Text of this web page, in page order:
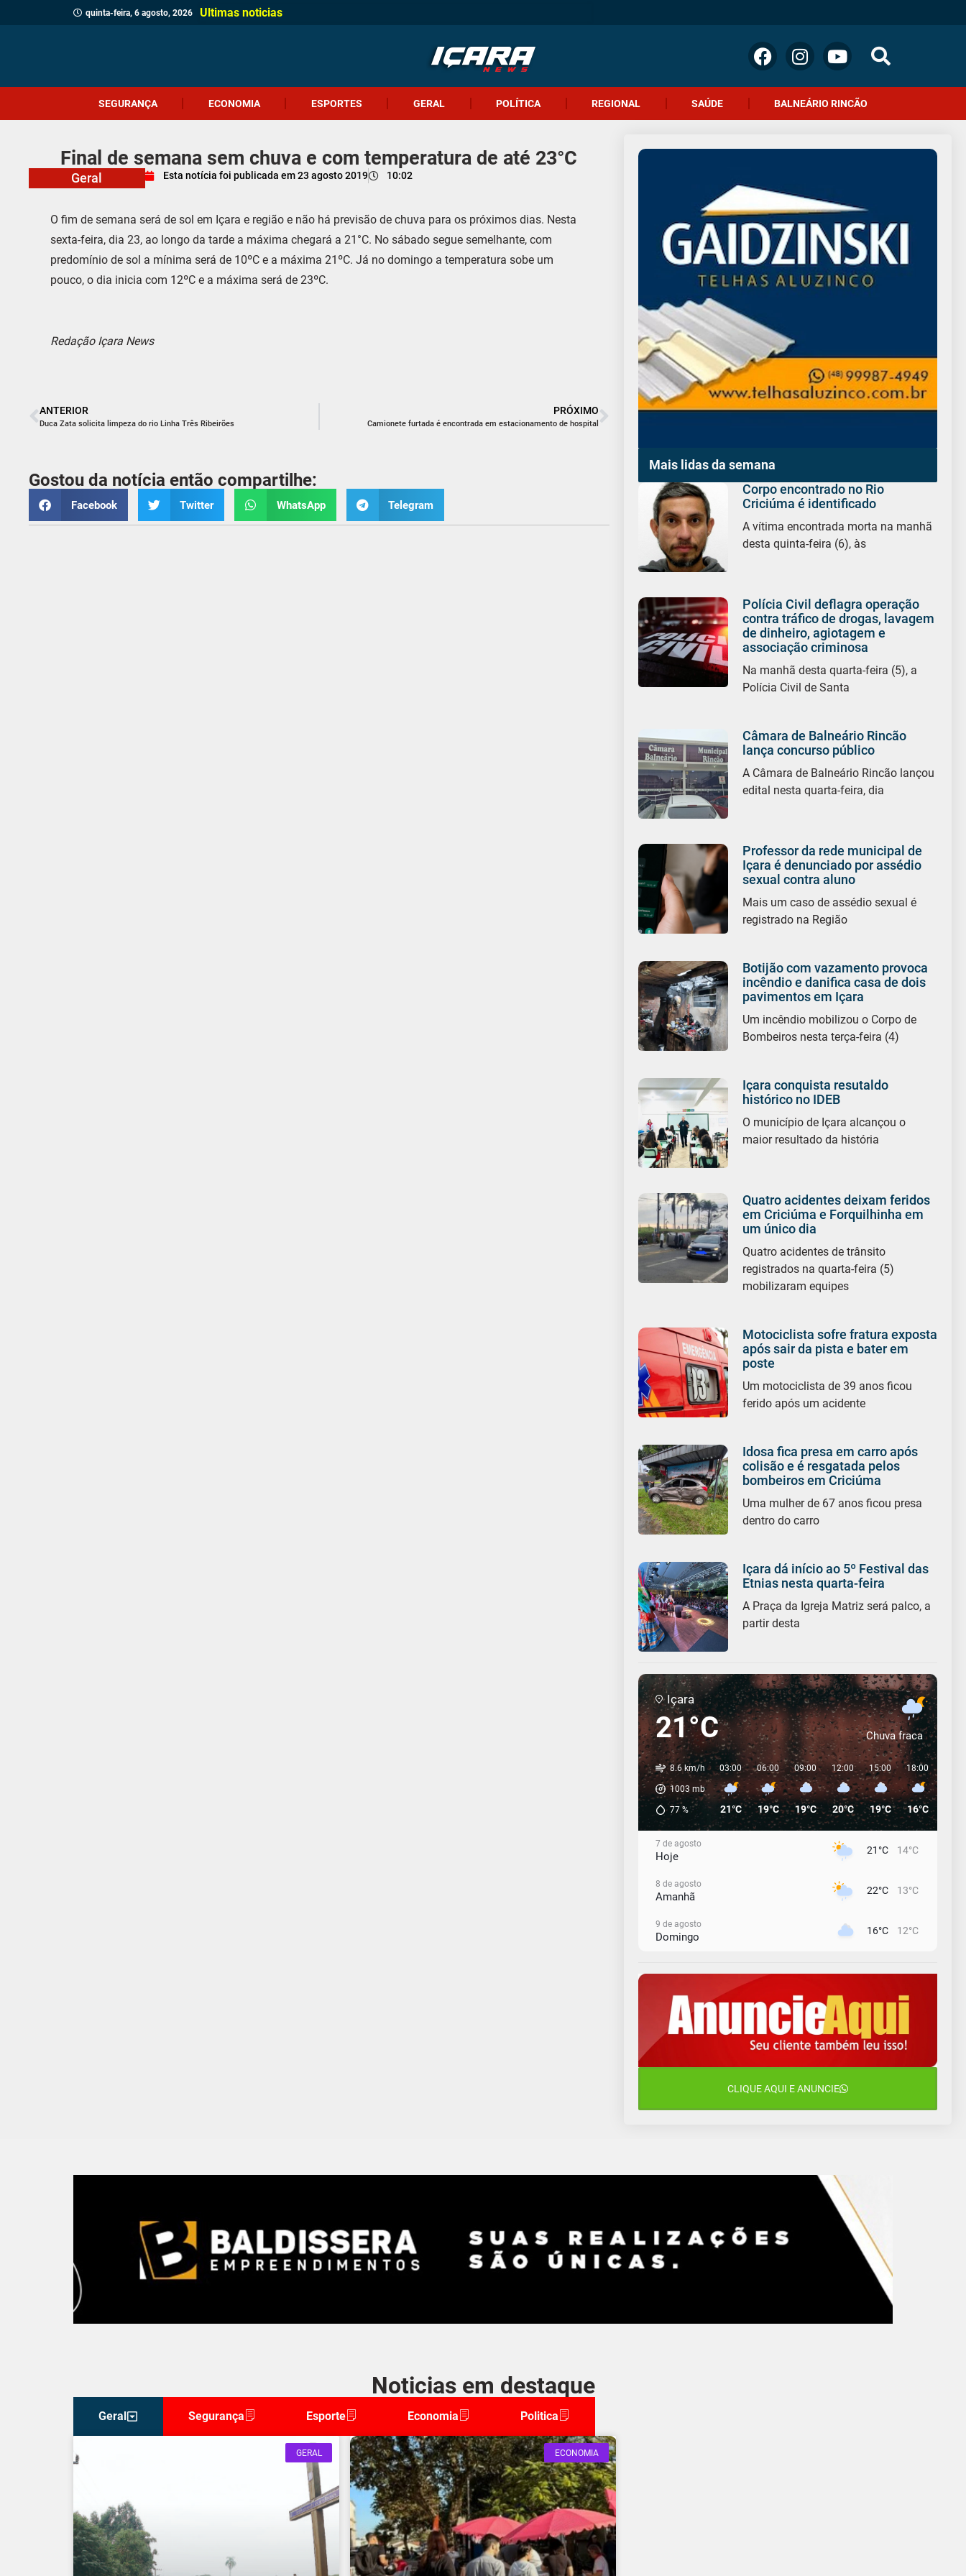
quinta-feira, 6 agosto, 2026 Ultimas noticias
SEGURANÇA ECONOMIA ESPORTES GERAL POLÍTICA REGIONAL SAÚDE BALNEÁRIO RINCÃO
Final de semana sem chuva e com temperatura de até 23°C
Geral Esta notícia foi publicada em 23 agosto 2019 10:02
O fim de semana será de sol em Içara e região e não há previsão de chuva para os próximos dias. Nesta
sexta-feira, dia 23, ao longo da tarde a máxima chegará a 21°C. No sábado segue semelhante, com
predomínio de sol a mínima será de 10ºC e a máxima 21ºC. Já no domingo a temperatura sobe um
pouco, o dia inicia com 12ºC e a máxima será de 23ºC.
Redação Içara News
ANTERIOR
Duca Zata solicita limpeza do rio Linha Três Ribeirões
PRÓXIMO
Camionete furtada é encontrada em estacionamento de hospital
Gostou da notícia então compartilhe:
Facebook Twitter WhatsApp Telegram
Mais lidas da semana
Corpo encontrado no Rio
Criciúma é identificado
A vítima encontrada morta na manhã
desta quinta-feira (6), às
Polícia Civil deflagra operação
contra tráfico de drogas, lavagem
de dinheiro, agiotagem e
associação criminosa
Na manhã desta quarta-feira (5), a
Polícia Civil de Santa
Câmara de Balneário Rincão
lança concurso público
A Câmara de Balneário Rincão lançou
edital nesta quarta-feira, dia
Professor da rede municipal de
Içara é denunciado por assédio
sexual contra aluno
Mais um caso de assédio sexual é
registrado na Região
Botijão com vazamento provoca
incêndio e danifica casa de dois
pavimentos em Içara
Um incêndio mobilizou o Corpo de
Bombeiros nesta terça-feira (4)
Içara conquista resutaldo
histórico no IDEB
O município de Içara alcançou o
maior resultado da história
Quatro acidentes deixam feridos
em Criciúma e Forquilhinha em
um único dia
Quatro acidentes de trânsito
registrados na quarta-feira (5)
mobilizaram equipes
Motociclista sofre fratura exposta
após sair da pista e bater em
poste
Um motociclista de 39 anos ficou
ferido após um acidente
Idosa fica presa em carro após
colisão e é resgatada pelos
bombeiros em Criciúma
Uma mulher de 67 anos ficou presa
dentro do carro
Içara dá início ao 5º Festival das
Etnias nesta quarta-feira
A Praça da Igreja Matriz será palco, a
partir desta
Içara
21°C Chuva fraca
8.6 km/h
1003 mb
77%
03:00
21°C
06:00
19°C
09:00
19°C
12:00
20°C
15:00
19°C
18:00
16°C
7 de agosto
Hoje 21°C 14°C
8 de agosto
Amanhã 22°C 13°C
9 de agosto
Domingo 16°C 12°C
Segunda-Feira
11 de agosto
Terça-Feira
12 de agosto
15°C 11°C
CLIQUE AQUI E ANUNCIE
Noticias em destaque
Geral Segurança Esporte Economia Politica
GERAL ECONOMIA